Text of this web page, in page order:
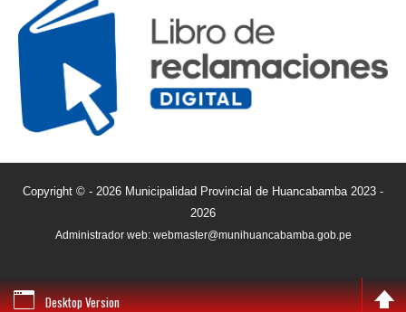
Copyright © - 2026 Municipalidad Provincial de Huancabamba 2023 -
2026
Administrador web: webmaster@munihuancabamba.gob.pe
Desktop Version